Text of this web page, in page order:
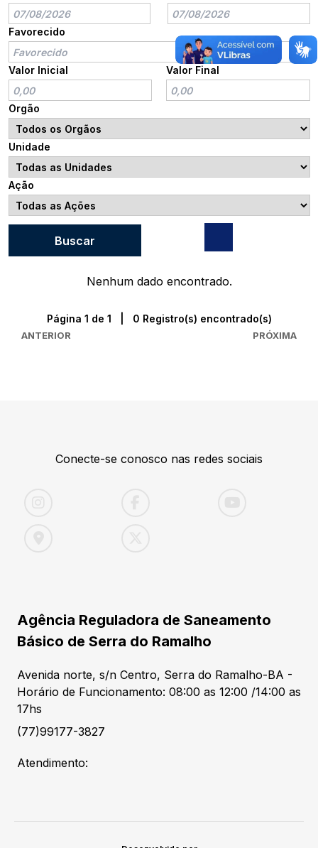
Favorecido
Valor Inicial Valor Final
Orgão
Unidade
Ação
Nenhum dado encontrado.
ANTERIOR
Página 1 de 1 | 0 Registro(s) encontrado(s)
PRÓXIMA
Conecte-se conosco nas redes sociais
Agência Reguladora de Saneamento
Básico de Serra do Ramalho
Avenida norte, s/n Centro, Serra do Ramalho-BA -
Horário de Funcionamento: 08:00 as 12:00 /14:00 as
17hs
(77)99177-3827
Atendimento: